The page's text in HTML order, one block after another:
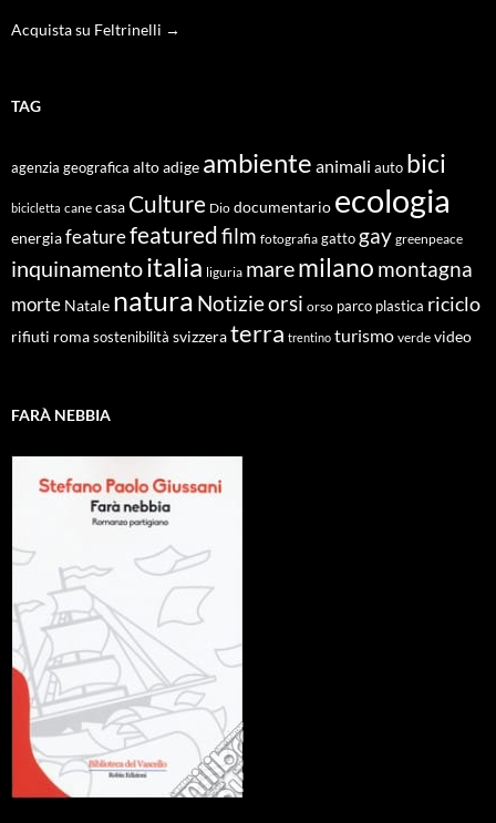
Acquista su Feltrinelli →
TAG
agenzia geografica alto adige ambiente animali auto bici
bicicletta cane casa Culture Dio documentario ecologia
energiafeaturefeaturedfilm fotografia gatto gay greenpeace
inquinamentoitalia liguria maremilano montagna
morte Natale natura Notizieorsi orso parco plastica riciclo
rifiuti roma sostenibilità svizzeraterra trentino turismo verde video
FARÀ NEBBIA